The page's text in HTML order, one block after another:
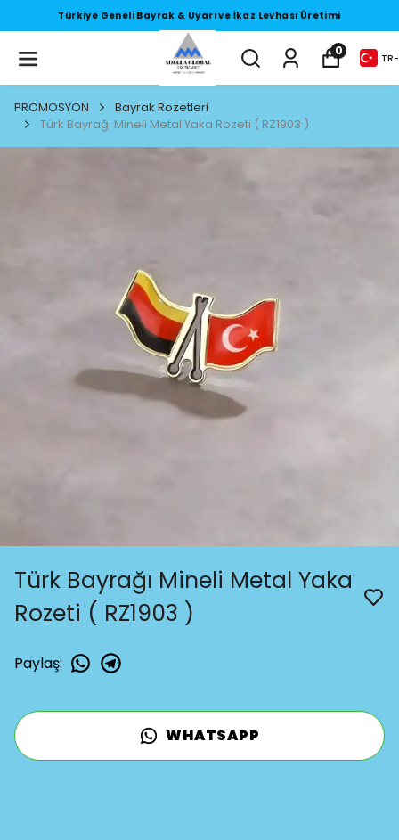
Türkiye Geneli Bayrak & Uyarı ve İkaz Levhası Üretimi
0
TR-
PROMOSYON
Bayrak Rozetleri
Türk Bayrağı Mineli Metal Yaka Rozeti ( RZ1903 )
Türk Bayrağı Mineli Metal Yaka
Rozeti ( RZ1903 )
Paylaş:
WHATSAPP